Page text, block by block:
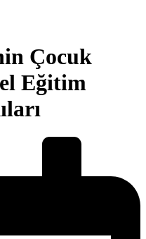
Çocuk
Eğitim